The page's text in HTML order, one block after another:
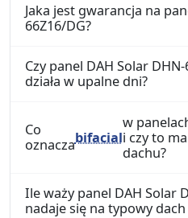
Jaka jest gwarancja na
66Z16/DG?
Czy panel DAH Solar
działa w upalne dni?
Co
oznaczabifacial
w
i czy to
dachu?
Ile waży panel DAH Solar
nadaje się na typowy